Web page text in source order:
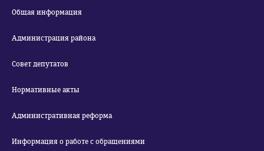
Общая информация
Администрация района
Совет депутатов
Нормативные акты
Административная реформа
Информация о работе с обращениями